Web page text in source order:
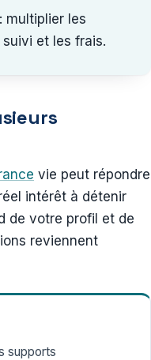
: multiplier les
et les frais.
vie peut répondre
intérêt à détenir
de votre profil et de
reviennent
supports